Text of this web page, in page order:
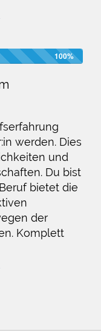
100%
werden. Dies
und
Du bist
bietet die
der
Komplett